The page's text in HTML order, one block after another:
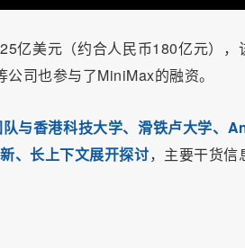
亿美元（约合人民币180亿元），
司也参与了MiniMax的融资。
与香港科技大学、滑铁卢大学、
、长上下文展开探讨，主要干货信